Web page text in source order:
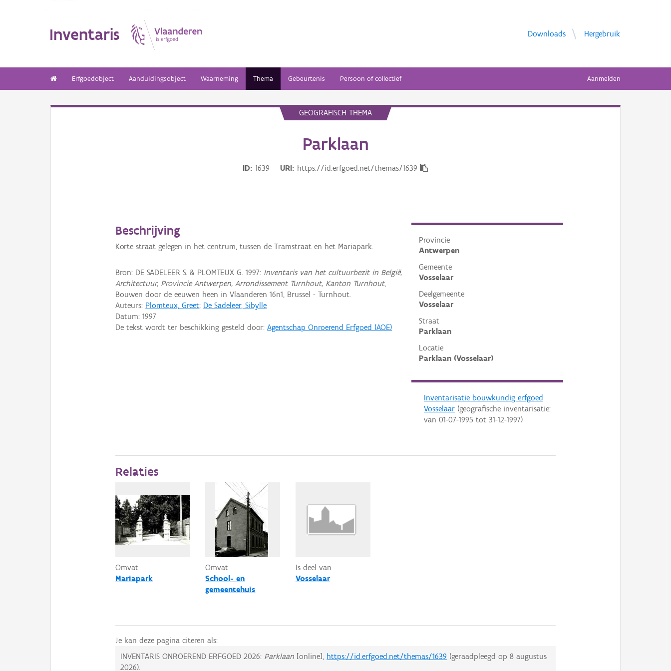
Inventaris Downloads Hergebruik
Erfgoedobject Aanduidingsobject Waarneming Thema Gebeurtenis Persoon of collectief Aanmelden
GEOGRAFISCH THEMA
Parklaan
ID 1639 URI https://id.erfgoed.net/themas/1639
Provincie
Antwerpen
Gemeente
Vosselaar
Deelgemeente
Vosselaar
Straat
Parklaan
Locatie
Parklaan (Vosselaar)
Inventarisatie bouwkundig erfgoed
Vosselaar(geografische inventarisatie:
van 01-07-1995 tot 31-12-1997)
Beschrijving
Korte straat gelegen in het centrum, tussen de Tramstraat en het Mariapark.
Bron: DE SADELEER S. & PLOMTEUX G. 1997: Inventaris van het cultuurbezit in België,
Architectuur, Provincie Antwerpen, Arrondissement Turnhout, Kanton Turnhout,
Bouwen door de eeuwen heen in Vlaanderen 16n1, Brussel - Turnhout.
Auteurs: Plomteux, Greet; De Sadeleer, Sibylle
Datum:1997
De tekst wordt ter beschikking gesteld door:Agentschap Onroerend Erfgoed (AOE)
Relaties
Omvat
Mariapark
Omvat
School- en
gemeentehuis
Is deel van
Vosselaar
Je kan deze pagina citeren als:
INVENTARIS ONROEREND ERFGOED 2026: Parklaan [online], https://id.erfgoed.net/themas/1639 (geraadpleegd op8 augustus
2026).